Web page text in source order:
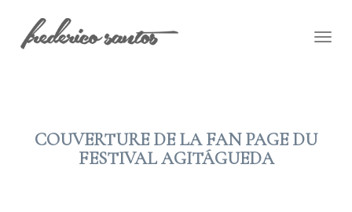
COUVERTURE DE LA FAN PAGE DU
FESTIVAL AGITÁGUEDA